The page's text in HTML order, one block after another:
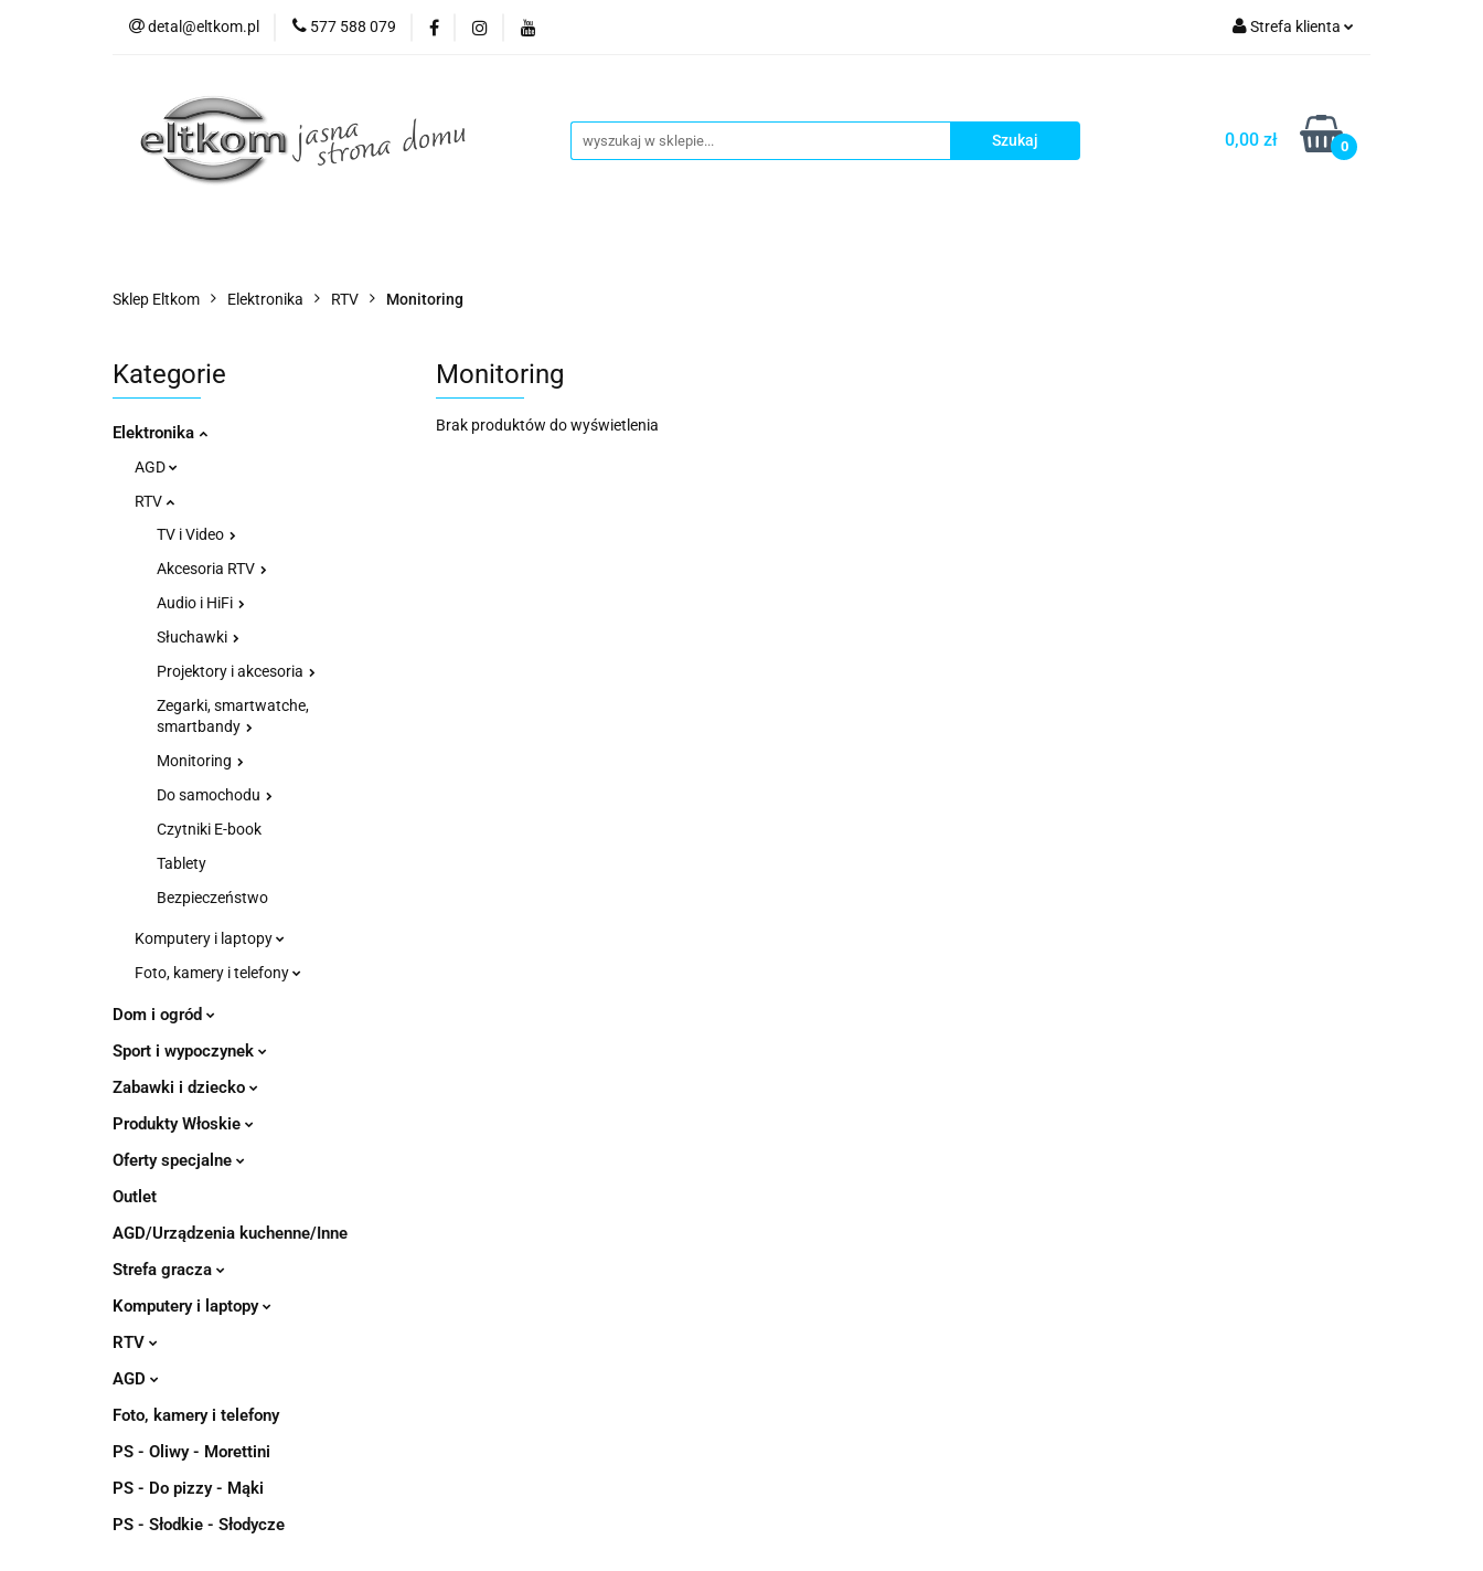
detal@eltkom.pl 577 588 079 Strefa klienta
Zarejestruj się
Dodaj zgłoszenie
0,00 zł 0
O nas Informacje
Sklep Eltkom Elektronika RTV Monitoring
Kategorie
Elektronika
AGD
RTV
TV i Video
Akcesoria RTV
Audio i HiFi
Słuchawki
Projektory i akcesoria
Zegarki, smartwatche,
smartbandy
Monitoring
Do samochodu
Czytniki E-book
Tablety
Bezpieczeństwo
Komputery i laptopy
Foto, kamery i telefony
Dom i ogród
Sport i wypoczynek
Zabawki i dziecko
Produkty Włoskie
Oferty specjalne
Outlet
AGD/Urządzenia kuchenne/Inne
Strefa gracza
Komputery i laptopy
RTV
AGD
Foto, kamery i telefony
PS - Oliwy - Morettini
PS - Do pizzy - Mąki
PS - Słodkie - Słodycze
Monitoring
Brak produktów do wyświetlenia